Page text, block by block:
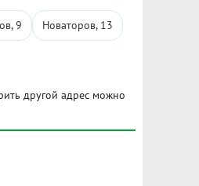
9 Новаторов, 13
другой адрес можно